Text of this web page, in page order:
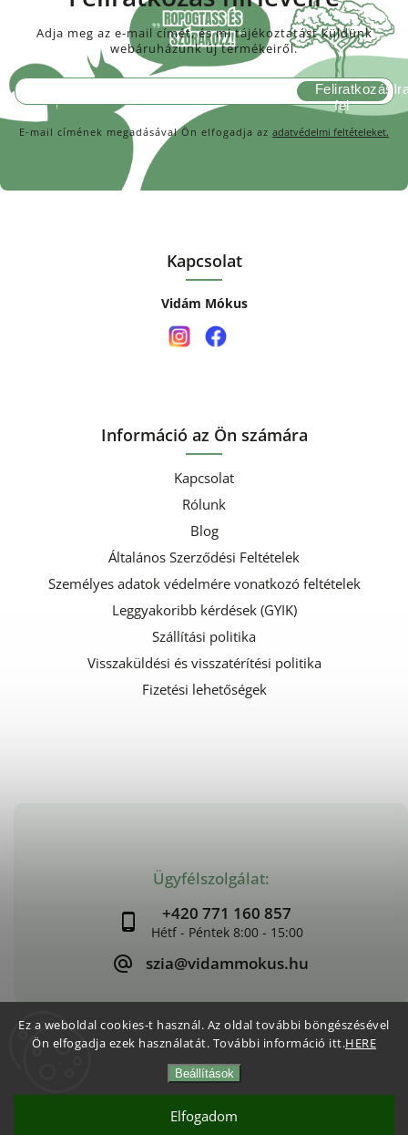
Ez a weboldal cookies-t használ. Az oldal további böngészésével
Ön elfogadja ezek használatát. További információ itt.HERE
Beállítások
Elfogadom
Ügyfélszolgálat:
+420 771 160 857
szia@vidammokus.hu
Kapcsolat
Vidám Mókus
Információ az Ön számára
Kapcsolat
Rólunk
Blog
Általános Szerződési Feltételek
Személyes adatok védelmére vonatkozó feltételek
Leggyakoribb kérdések (GYIK)
Szállítási politika
Visszaküldési és visszatérítési politika
Fizetési lehetőségek
Adja meg az e-mail címét, és mi tájékoztatást küldünk
webáruházunk új termékeiről.
E-mail címének megadásával Ön elfogadja az adatvédelmi feltételeket.
Feliratkozás
Vidám Mókus. Minden jog fenntartva.
Süti beállítások szerkesztése
Shoptet | Design